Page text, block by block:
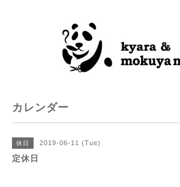
カレンダー
休日 2019-06-11 (Tue)
定休日